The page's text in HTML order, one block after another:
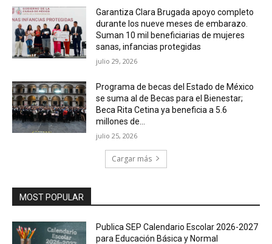
Garantiza Clara Brugada apoyo completo
durante los nueve meses de embarazo.
Suman 10 mil beneficiarias de mujeres
sanas, infancias protegidas
julio 29, 2026
Programa de becas del Estado de México
se suma al de Becas para el Bienestar;
Beca Rita Cetina ya beneficia a 5.6
millones de...
julio 25, 2026
Cargar más
MOST POPULAR
Publica SEP Calendario Escolar 2026-2027
para Educación Básica y Normal